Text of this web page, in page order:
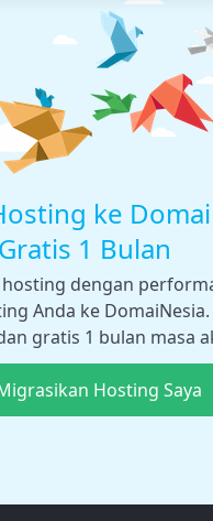
ke
Gratis 1 Bulan
dengan
Anda ke
gratis 1 bulan masa
Hosting Saya